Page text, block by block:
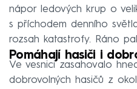
nápor ledových krup o
s příchodem denního
rozsah katastrofy. Ráno
Pomáhají hasiči i
Ve vesnici zasahovalo
dobrovolných hasičů z